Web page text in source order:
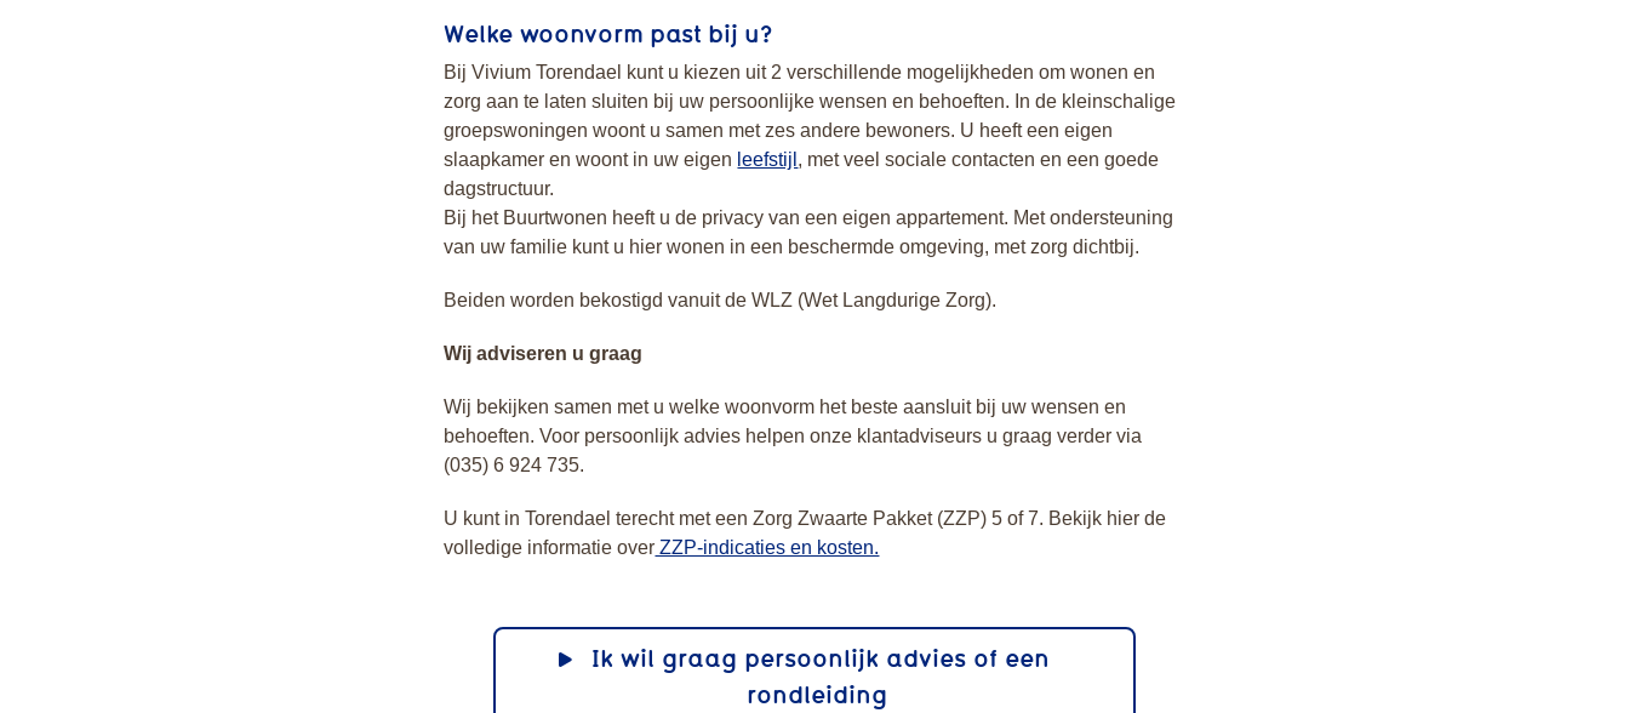
Welke woonvorm past bij u?
Bij Vivium Torendael kunt u kiezen uit 2 verschillende mogelijkheden om wonen en
zorg aan te laten sluiten bij uw persoonlijke wensen en behoeften. In de kleinschalige
groepswoningen woont u samen met zes andere bewoners. U heeft een eigen
slaapkamer en woont in uw eigen leefstijl , met veel sociale contacten en een goede
dagstructuur.
Bij het Buurtwonen heeft u de privacy van een eigen appartement. Met ondersteuning
van uw familie kunt u hier wonen in een beschermde omgeving, met zorg dichtbij.
Beiden worden bekostigd vanuit de WLZ (Wet Langdurige Zorg).
Wij adviseren u graag
Wij bekijken samen met u welke woonvorm het beste aansluit bij uw wensen en
behoeften. Voor persoonlijk advies helpen onze klantadviseurs u graag verder via
(035) 6 924 735.
U kunt in Torendael terecht met een Zorg Zwaarte Pakket (ZZP) 5 of 7. Bekijk hier de
volledige informatie over ZZP-indicaties en kosten.
Ik wil graag persoonlijk advies of een
rondleiding